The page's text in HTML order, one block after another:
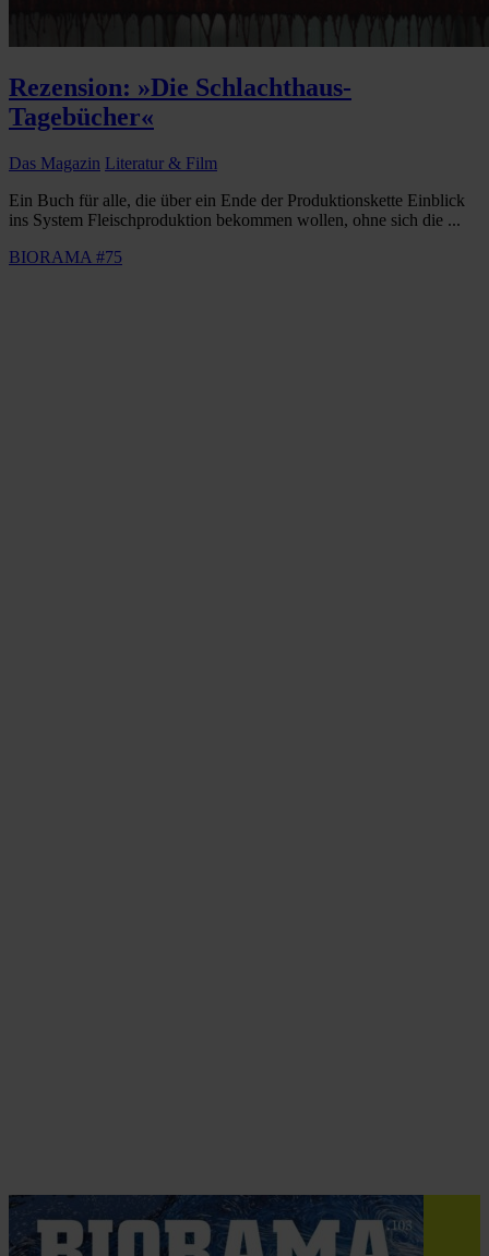
Rezension: »Die Schlachthaus-
Tagebücher«
Das Magazin Literatur & Film
Ein Buch für alle, die über ein Ende der Produktionskette Einblick
ins System Fleischproduktion bekommen wollen, ohne sich die ...
BIORAMA #75